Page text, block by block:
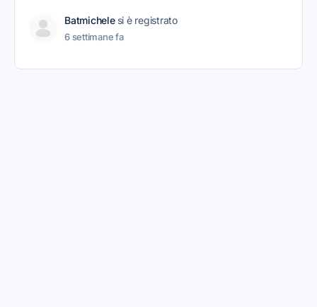
Batmichele si è registrato
6 settimane fa